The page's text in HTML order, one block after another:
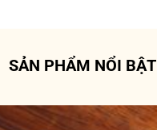
SẢN PHẨM NỔI BẬT